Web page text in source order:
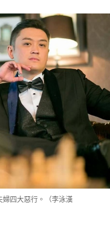
婦四大惡行。（李泳漢